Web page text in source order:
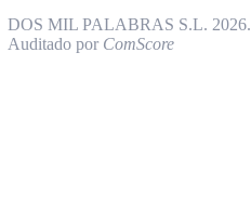
DOS MIL PALABRAS S.L. 2026.
Auditado por ComScore